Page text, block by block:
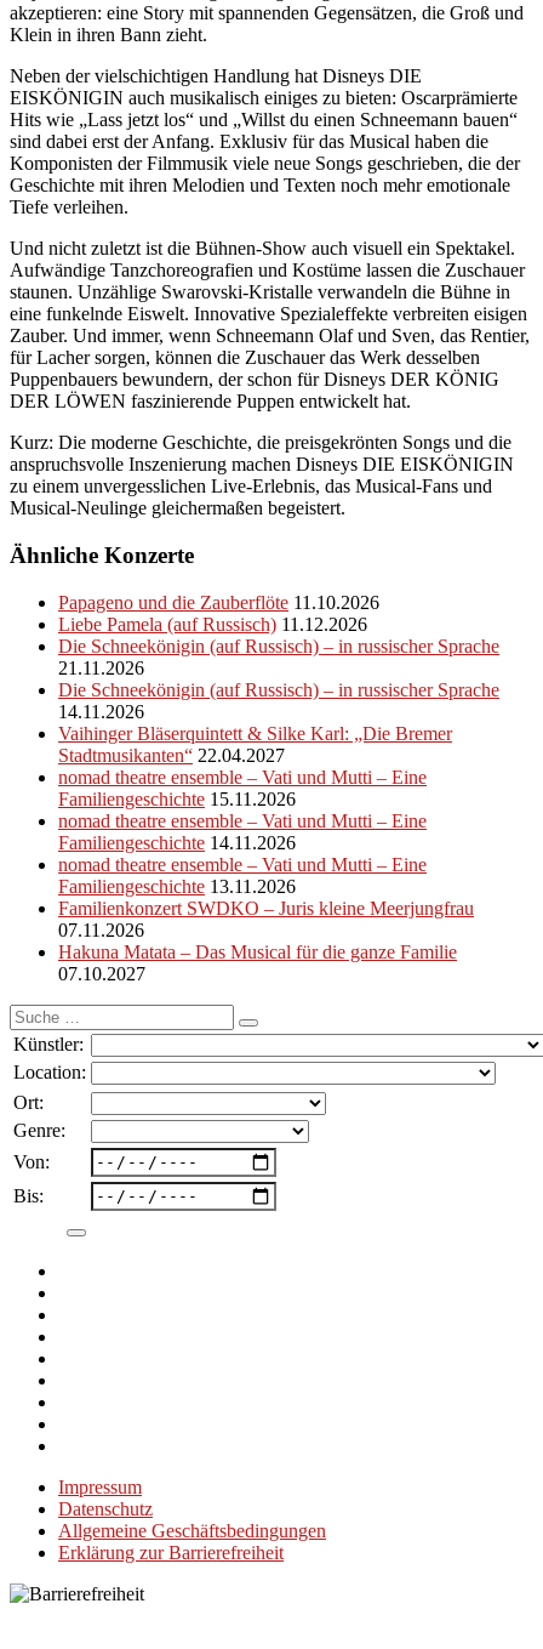
akzeptieren: eine Story mit spannenden Gegensätzen, die Groß und
Klein in ihren Bann zieht.
Neben der vielschichtigen Handlung hat Disneys DIE
EISKÖNIGIN auch musikalisch einiges zu bieten: Oscarprämierte
Hits wie „Lass jetzt los“ und „Willst du einen Schneemann bauen“
sind dabei erst der Anfang. Exklusiv für das Musical haben die
Komponisten der Filmmusik viele neue Songs geschrieben, die der
Geschichte mit ihren Melodien und Texten noch mehr emotionale
Tiefe verleihen.
Und nicht zuletzt ist die Bühnen-Show auch visuell ein Spektakel.
Aufwändige Tanzchoreografien und Kostüme lassen die Zuschauer
staunen. Unzählige Swarovski-Kristalle verwandeln die Bühne in
eine funkelnde Eiswelt. Innovative Spezialeffekte verbreiten eisigen
Zauber. Und immer, wenn Schneemann Olaf und Sven, das Rentier,
für Lacher sorgen, können die Zuschauer das Werk desselben
Puppenbauers bewundern, der schon für Disneys DER KÖNIG
DER LÖWEN faszinierende Puppen entwickelt hat.
Kurz: Die moderne Geschichte, die preisgekrönten Songs und die
anspruchsvolle Inszenierung machen Disneys DIE EISKÖNIGIN
zu einem unvergesslichen Live-Erlebnis, das Musical-Fans und
Musical-Neulinge gleichermaßen begeistert.
Ähnliche Konzerte
Papageno und die Zauberflöte 11.10.2026
Liebe Pamela (auf Russisch) 11.12.2026
Die Schneekönigin (auf Russisch) – in russischer Sprache
21.11.2026
Die Schneekönigin (auf Russisch) – in russischer Sprache
14.11.2026
Vaihinger Bläserquintett & Silke Karl: „Die Bremer
Stadtmusikanten“ 22.04.2027
nomad theatre ensemble – Vati und Mutti – Eine
Familiengeschichte 15.11.2026
nomad theatre ensemble – Vati und Mutti – Eine
Familiengeschichte 14.11.2026
nomad theatre ensemble – Vati und Mutti – Eine
Familiengeschichte 13.11.2026
Familienkonzert SWDKO – Juris kleine Meerjungfrau
07.11.2026
Hakuna Matata – Das Musical für die ganze Familie
07.10.2027
Suche
nach:
Künstler:
Location:
Ort:
Genre:
Von:
Bis:
Impressum
Datenschutz
Allgemeine Geschäftsbedingungen
Erklärung zur Barrierefreiheit